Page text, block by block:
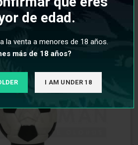
de edad.
la venta a menores de 18 años.
más de 18 años?
I AM UNDER 18